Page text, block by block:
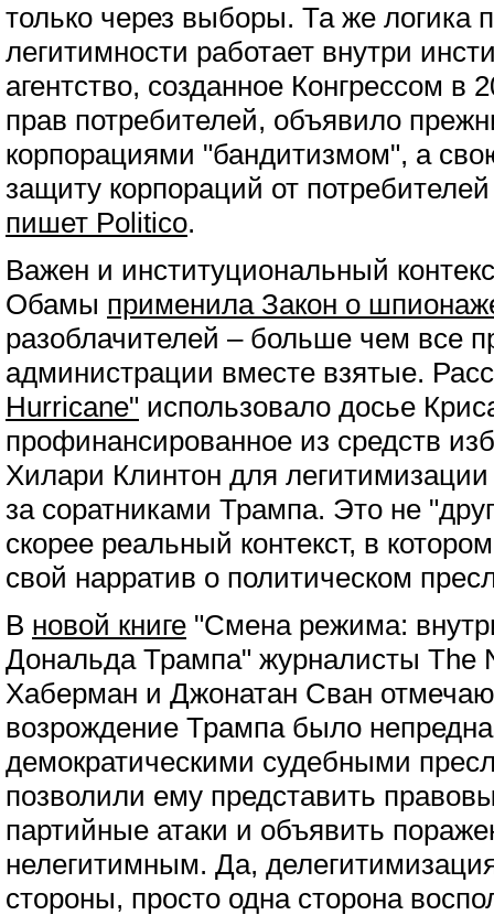
только через выборы. Та же логика
легитимности работает внутри
агентство, созданное Конгрессом в
прав потребителей, объявило
корпорациями "бандитизмом", а
защиту корпораций от
пишет Politico.
Важен и институциональный
Обамы применила Закон о
разоблачителей – больше чем все
администрации вместе взятые.
Hurricane" использовало досье
профинансированное из средств
Хилари Клинтон для
за соратниками Трампа. Это не
скорее реальный контекст, в
свой нарратив о политическом
В новой книге "Смена режима:
Дональда Трампа" журналисты The
Хаберман и Джонатан Сван
возрождение Трампа было
демократическими судебными
позволили ему представить
партийные атаки и объявить
нелегитимным. Да,
стороны, просто одна сторона